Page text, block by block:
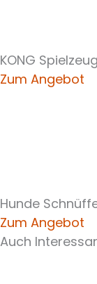
KONG
Zum Angebot
Hunde
Zum Angebot
Auch